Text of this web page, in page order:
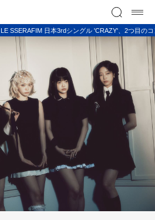
LE SSERAFIM 日本3rdシングル 'CRAZY'、2つ目の